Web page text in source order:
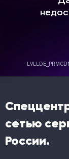
сетью
России.